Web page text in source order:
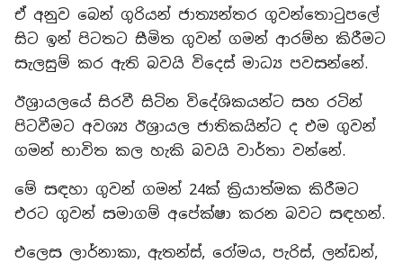
ඒ අනුව බෙන් ගුරියන් ජාත්‍යන්තර ගුවන්තොටුපලේ
සිට ඉන් පිටතට සීමිත ගුවන් ගමන් ආරම්භ කිරීමට
සැලසුම් කර ඇති බවයි විදෙස් මාධ්‍ය පවසන්නේ.
ඊශ්‍රායලයේ සිරවී සිටින විදේශිකයන්ට සහ රටින්
පිටවීමට අවශ්‍ය ඊශ්‍රායල ජාතිකයින්ට ද එම ගුවන්
ගමන් භාවිත කල හැකි බවයි වාර්තා වන්නේ.
මේ සඳහා ගුවන් ගමන් 24ක් ක්‍රියාත්මක කිරීමට
එරට ගුවන් සමාගම් අපේක්ෂා කරන බවට සඳහන්.
එලෙස ලාර්නාකා, ඇතන්ස්, රෝමය, පැරිස්, ලන්ඩන්,